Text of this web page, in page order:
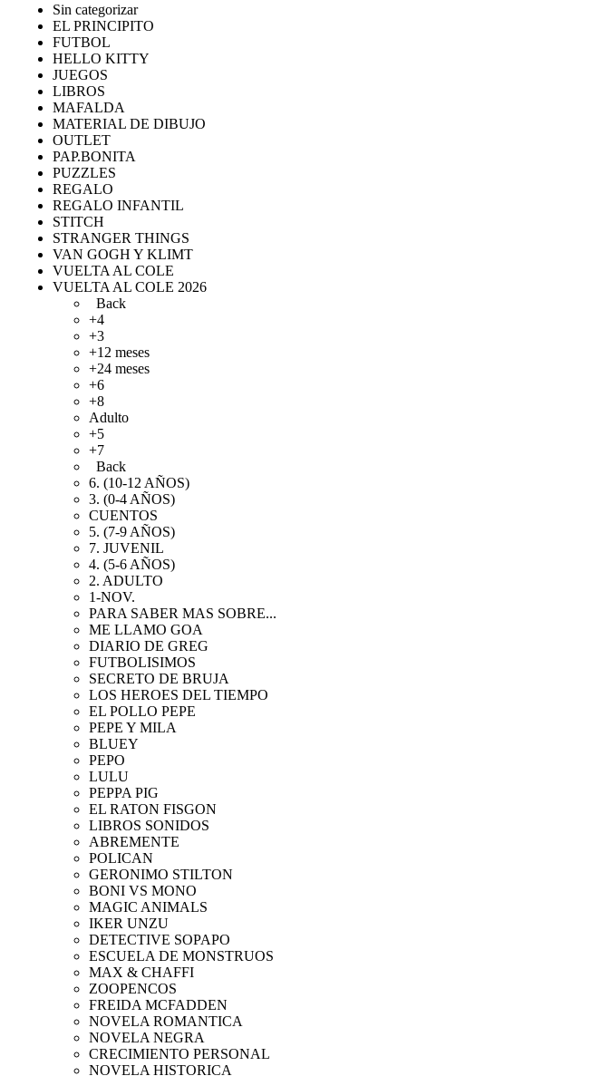
Sin categorizar
EL PRINCIPITO
FUTBOL
HELLO KITTY
JUEGOS
LIBROS
MAFALDA
MATERIAL DE DIBUJO
OUTLET
PAP.BONITA
PUZZLES
REGALO
REGALO INFANTIL
STITCH
STRANGER THINGS
VAN GOGH Y KLIMT
VUELTA AL COLE
VUELTA AL COLE 2026
Back
+4
+3
+12 meses
+24 meses
+6
+8
Adulto
+5
+7
Back
6. (10-12 AÑOS)
3. (0-4 AÑOS)
CUENTOS
5. (7-9 AÑOS)
7. JUVENIL
4. (5-6 AÑOS)
2. ADULTO
1-NOV.
PARA SABER MAS SOBRE...
ME LLAMO GOA
DIARIO DE GREG
FUTBOLISIMOS
SECRETO DE BRUJA
LOS HEROES DEL TIEMPO
EL POLLO PEPE
PEPE Y MILA
BLUEY
PEPO
LULU
PEPPA PIG
EL RATON FISGON
LIBROS SONIDOS
ABREMENTE
POLICAN
GERONIMO STILTON
BONI VS MONO
MAGIC ANIMALS
IKER UNZU
DETECTIVE SOPAPO
ESCUELA DE MONSTRUOS
MAX & CHAFFI
ZOOPENCOS
FREIDA MCFADDEN
NOVELA ROMANTICA
NOVELA NEGRA
CRECIMIENTO PERSONAL
NOVELA HISTORICA